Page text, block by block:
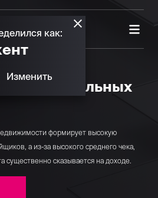
строительных
формирует высокую
а из-за высокого среднего чека,
существенно сказывается на доходе.
как:
Изменить